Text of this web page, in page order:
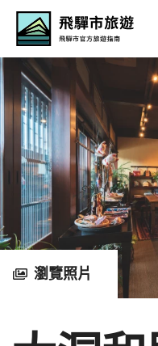
瀏覽照片